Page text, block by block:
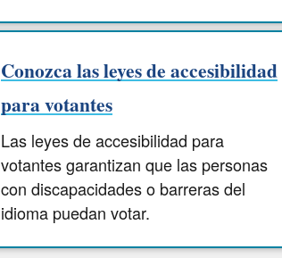
Conozca las leyes de accesibilidad
para votantes
Las leyes de accesibilidad para
votantes garantizan que las personas
con discapacidades o barreras del
idioma puedan votar.